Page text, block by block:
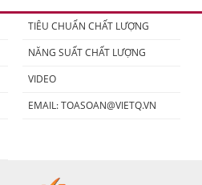
TIÊU CHUẨN CHẤT LƯỢNG
NĂNG SUẤT CHẤT LƯỢNG
VIDEO
EMAIL:TOASOAN@VIETQ.VN